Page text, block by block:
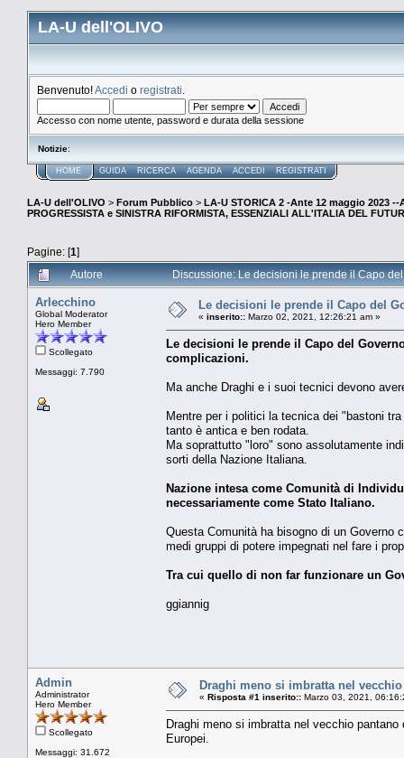
LA-U dell'OLIVO
Benvenuto!Accedi o registrati
Accesso con nome utente, password e durata della sessione
Notizie:
HOME GUIDA RICERCA AGENDA ACCEDI REGISTRATI
LA-U dell'OLIVO > Forum Pubblico > LA-U STORICA 2 -Ante 12 maggio 2023 --
PROGRESSISTA e SINISTRA RIFORMISTA, ESSENZIALI ALL'ITALIA DEL
Pagine: [1]
Autore
Discussione: Le decisioni le prende il Capo
Arlecchino
Global Moderator
Hero Member
Scollegato
Messaggi: 7.790
Le decisioni le prende il Capo del
« inserito:: Marzo 02, 2021, 12:26:21 am »
Le decisioni le prende il Capo del
complicazioni.
Ma anche Draghi e i suoi tecnici devono
Mentre per i politici la tecnica dei "bastoni
tanto è antica e ben rodata.
Ma soprattutto "loro" sono assolutamente
sorti della Nazione Italiana.
Nazione intesa come Comunità di
necessariamente come Stato Italiano.
Questa Comunità ha bisogno di un Governo
medi gruppi di potere impegnati nel fare i
Tra cui quello di non far funzionare un
ggiannig
Admin
Administrator
Hero Member
Scollegato
Messaggi: 31.672
Draghi meno si imbratta nel
« Risposta #1 inserito:: Marzo 03, 2021,
Draghi meno si imbratta nel vecchio pantano
Europei.